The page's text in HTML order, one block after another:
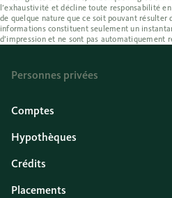
l’exhaustivité et décline toute responsabilité
de quelque nature que ce soit pouvant résulter
informations constituent seulement un
d’impression et ne sont pas automatiquement
Personnes privées
Comptes
Hypothèques
Crédits
Placements